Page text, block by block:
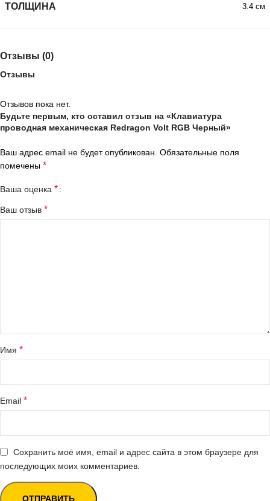
ТОЛЩИНА 3.4 см
Отзывы (0)
Отзывы
Отзывов пока нет.
Будьте первым, кто оставил отзыв на «Клавиатура
проводная механическая Redragon Volt RGB Черный»
Ваш адрес email не будет опубликован. Обязательные поля
помечены *
Ваша оценка *
Ваш отзыв *
Имя *
Email *
Сохранить моё имя, email и адрес сайта в этом браузере для
последующих моих комментариев.